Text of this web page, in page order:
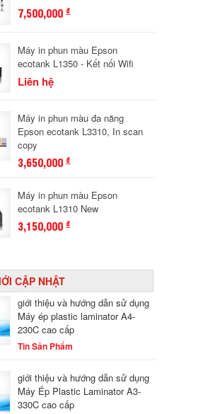
7,500,000đ
Máy in phun màu Epson
ecotank L1350 - Kết nối Wifi
Liên hệ
Máy in phun màu đa năng
Epson ecotank L3310, In scan
copy
3,650,000đ
Máy in phun màu Epson
ecotank L1310 New
3,150,000đ
CẬP NHẬT
giới thiệu và hướng dẫn sử dụng
Máy ép plastic laminator A4-
230C cao cấp
Tin Sản Phẩm
giới thiệu và hướng dẫn sử dụng
Máy Ép Plastic Laminator A3-
330C cao cấp